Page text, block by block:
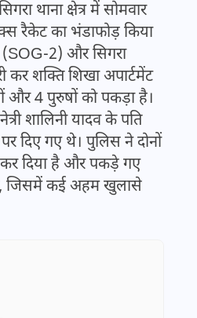
थाना क्षेत्र में सोमवार
रैकेट का भंडाफोड़ किया
2) और सिगरा
कर शक्ति शिखा अपार्टमेंट
और 4 पुरुषों को पकड़ा है।
शालिनी यादव के पति
पर दिए गए थे। पुलिस ने दोनों
कर दिया है और पकड़े गए
जिसमें कई अहम खुलासे